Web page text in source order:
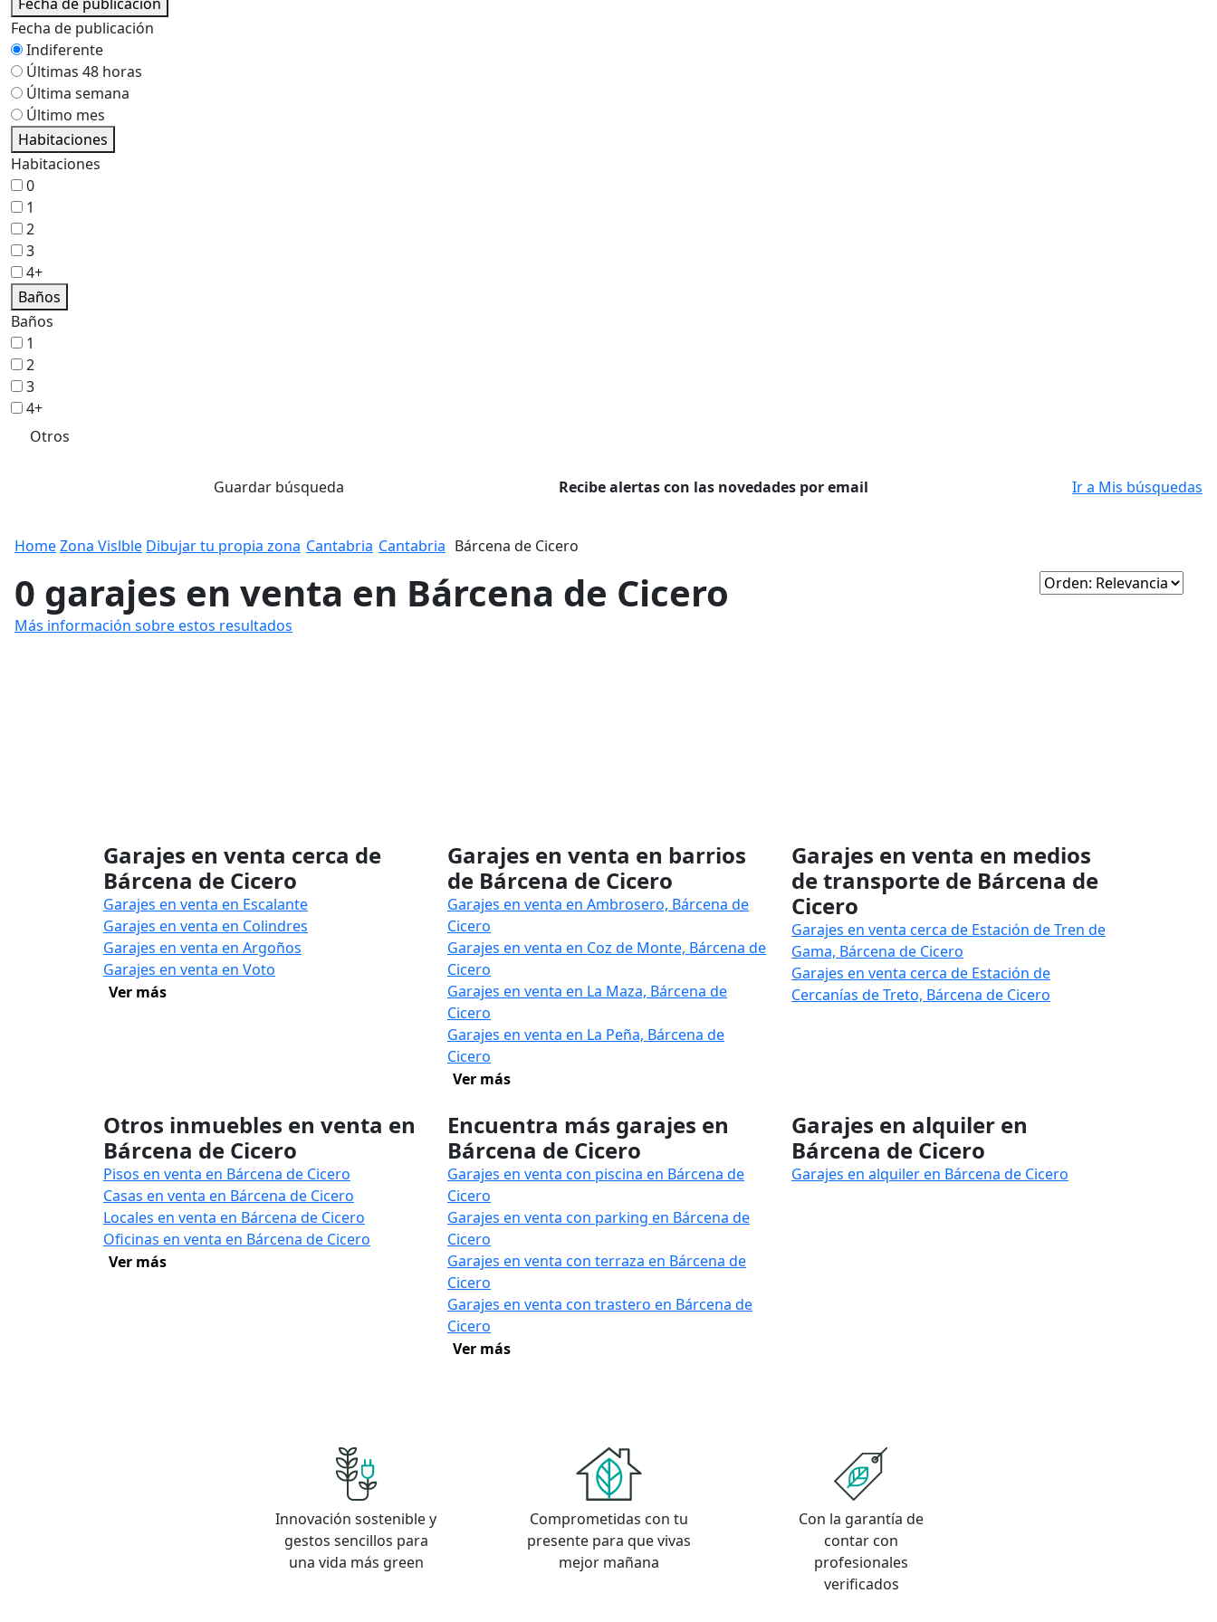
Fecha de publicación
Indiferente
Últimas 48 horas
Última semana
Último mes
Habitaciones
Habitaciones
0
1
2
3
4+
Baños
Baños
1
2
3
4+
Otros
Guardar búsqueda Recibe alertas con las novedades por email Ir a Mis búsquedas
HomeZona Vislble Dibujar tu propia zona Cantabria Cantabria Bárcena de Cicero
0 garajes en venta en Bárcena de Cicero
Más información sobre estos resultados
Garajes en venta cerca de
Bárcena de Cicero
Garajes en venta en Escalante
Garajes en venta en Colindres
Garajes en venta en Argoños
Garajes en venta en Voto
Ver más
Garajes en venta en barrios
de Bárcena de Cicero
Garajes en venta en Ambrosero, Bárcena de
Cicero
Garajes en venta en Coz de Monte, Bárcena de
Cicero
Garajes en venta en La Maza, Bárcena de
Cicero
Garajes en venta en La Peña, Bárcena de
Cicero
Ver más
Garajes en venta en medios
de transporte de Bárcena de
Cicero
Garajes en venta cerca de Estación de Tren de
Gama, Bárcena de Cicero
Garajes en venta cerca de Estación de
Cercanías de Treto, Bárcena de Cicero
Otros inmuebles en venta en
Bárcena de Cicero
Pisos en venta en Bárcena de Cicero
Casas en venta en Bárcena de Cicero
Locales en venta en Bárcena de Cicero
Oficinas en venta en Bárcena de Cicero
Ver más
Encuentra más garajes en
Bárcena de Cicero
Garajes en venta con piscina en Bárcena de
Cicero
Garajes en venta con parking en Bárcena de
Cicero
Garajes en venta con terraza en Bárcena de
Cicero
Garajes en venta con trastero en Bárcena de
Cicero
Ver más
Garajes en alquiler en
Bárcena de Cicero
Garajes en alquiler en Bárcena de Cicero
Innovación sostenible y
gestos sencillos para
una vida más green
Comprometidas con tu
presente para que vivas
mejor mañana
Con la garantía de
contar con
profesionales
verificados